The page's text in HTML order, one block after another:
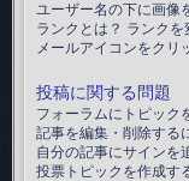
ユーザー名の下に画像
ランクとは？ ランクを
メールアイコンをクリ
投稿に関する問題
フォーラムにトピック
記事を編集・削除する
自分の記事にサインを
投票トピックを作成す